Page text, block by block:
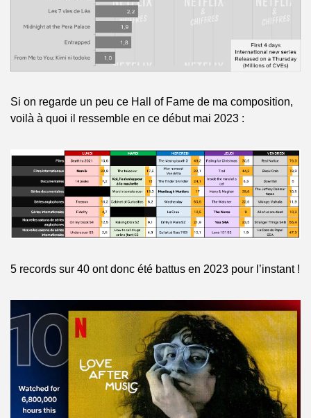
Si on regarde un peu ce Hall of Fame de ma composition,
voilà à quoi il ressemble en ce début mai 2023 :
5 records sur 40 ont donc été battus en 2023 pour l’instant !